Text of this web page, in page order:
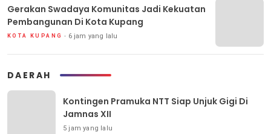
Gerakan Swadaya Komunitas Jadi Kekuatan
Pembangunan Di Kota Kupang
KOTA KUPANG 6 jam yang lalu
DAERAH
Kontingen Pramuka NTT Siap Unjuk Gigi Di
Jamnas XII
5 jam yang lalu